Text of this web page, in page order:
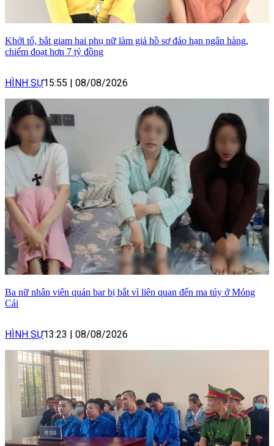
Khởi tố, bắt giam hai phụ nữ làm giả hồ sơ đáo hạn ngân hàng,
chiếm đoạt hơn 7 tỷ đồng
HÌNH SỰ15:55 | 08/08/2026
Ba nữ nhân viên quán bar bị bắt vì liên quan đến ma túy ở Móng
Cái
HÌNH SỰ13:23 | 08/08/2026